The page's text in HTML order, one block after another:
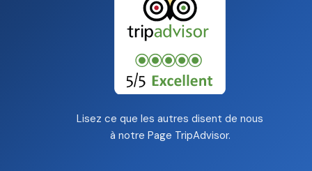
Lisez ce que les autres disent de nous
à notre Page TripAdvisor.